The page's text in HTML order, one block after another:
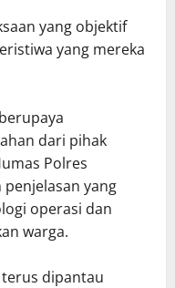
yang objektif
yang mereka
dari pihak
Polres
yang
operasi dan
warga.
dipantau